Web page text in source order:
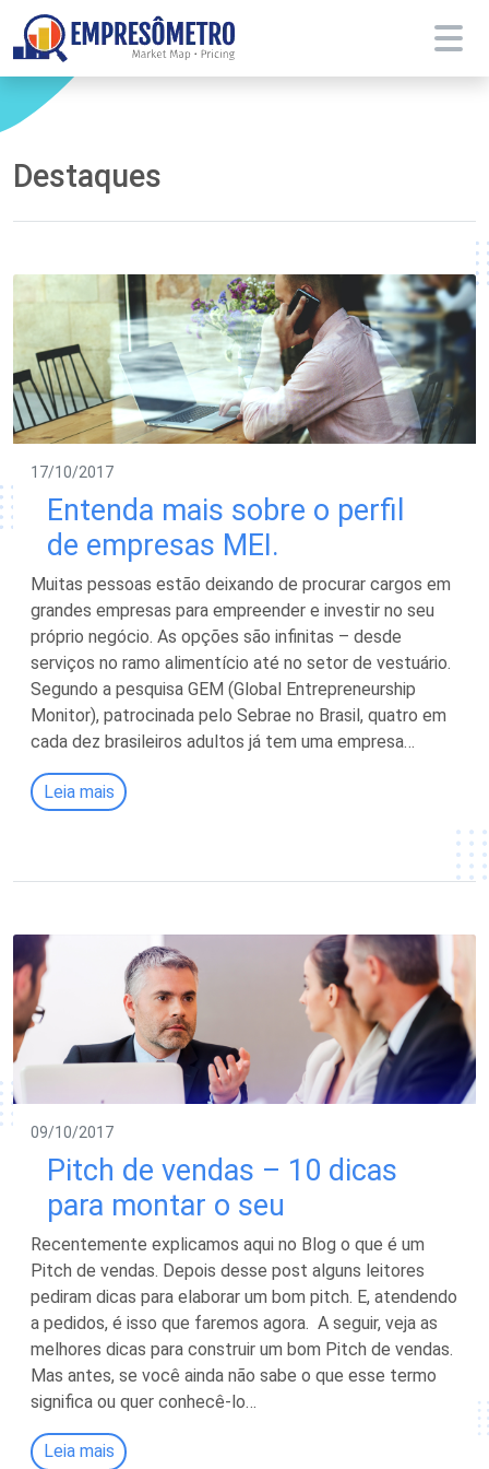
Destaques
17/10/2017
Entenda mais sobre o perfil
de empresas MEI.
Muitas pessoas estão deixando de procurar cargos em
grandes empresas para empreender e investir no seu
próprio negócio. As opções são infinitas – desde
serviços no ramo alimentício até no setor de vestuário.
Segundo a pesquisa GEM (Global Entrepreneurship
Monitor), patrocinada pelo Sebrae no Brasil, quatro em
cada dez brasileiros adultos já tem uma empresa…
Leia mais
09/10/2017
Pitch de vendas – 10 dicas
para montar o seu
Recentemente explicamos aqui no Blog o que é um
Pitch de vendas. Depois desse post alguns leitores
pediram dicas para elaborar um bom pitch. E, atendendo
a pedidos, é isso que faremos agora. A seguir, veja as
melhores dicas para construir um bom Pitch de vendas.
Mas antes, se você ainda não sabe o que esse termo
significa ou quer conhecê-lo…
Leia mais